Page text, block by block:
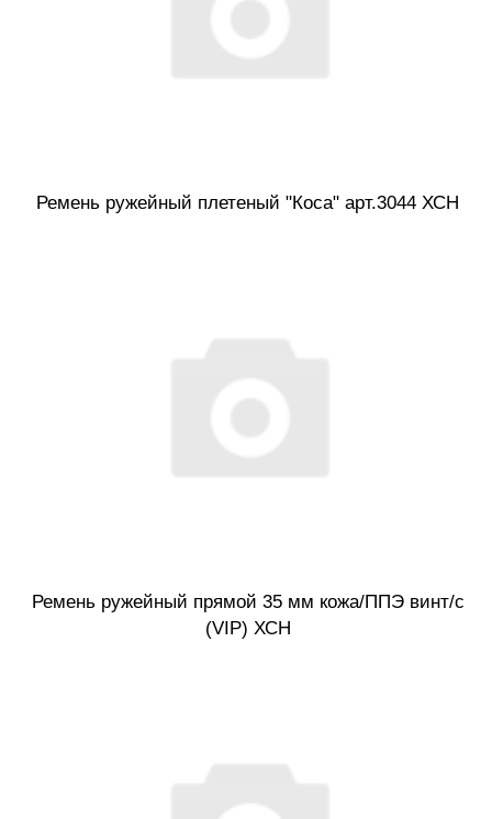
Ремень ружейный плетеный "Коса" арт.3044 ХСН
Ремень ружейный прямой 35 мм кожа/ППЭ винт/с
(VIP) ХСН